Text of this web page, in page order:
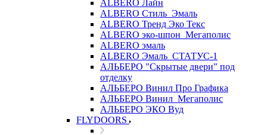
ALBERO Лайн
ALBERO Стиль_Эмаль
ALBERO Тренд Эко Текс
ALBERO эко-шпон_Мегаполис
ALBERO эмаль
ALBERO Эмаль_СТАТУС-1
АЛЬБЕРО "Скрытые двери" под
отделку
АЛЬБЕРО Винил Про Графика
АЛЬБЕРО Винил_Мегаполис
АЛЬБЕРО ЭКО Вуд
FLYDOORS